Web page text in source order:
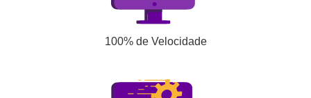
100% de Velocidade